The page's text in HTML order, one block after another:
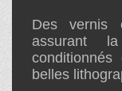
Des vernis
assurant
belles